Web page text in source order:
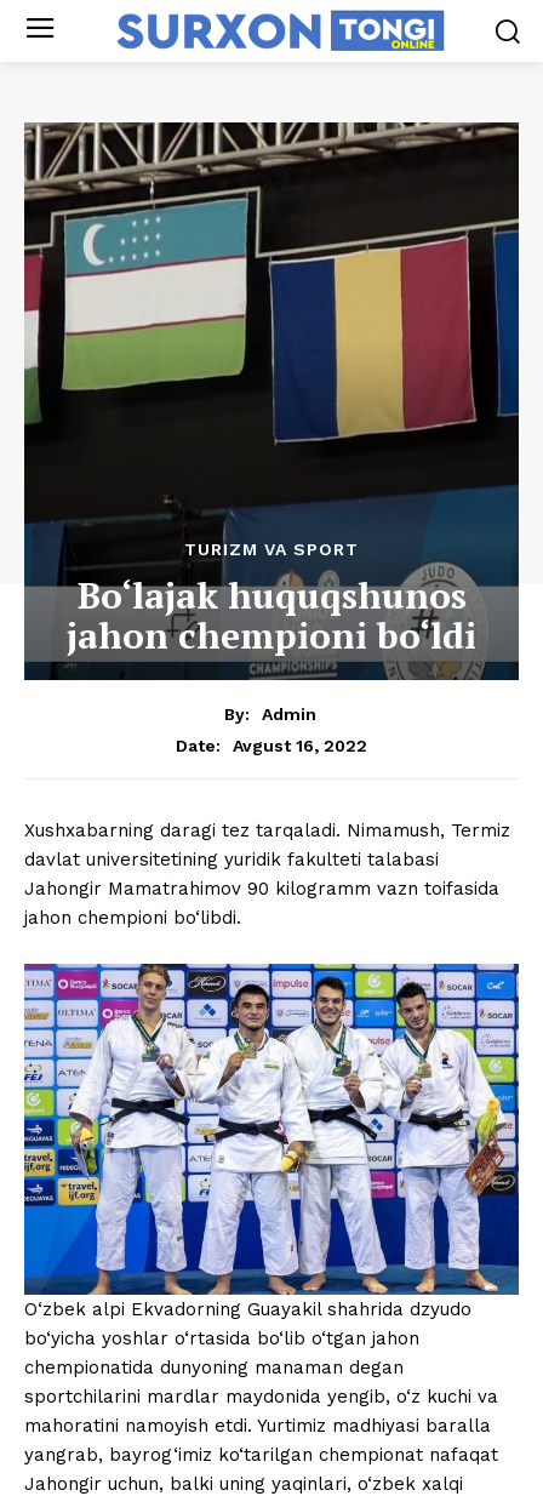
TURIZM VA SPORT
Bo‘lajak huquqshunos
jahon chempioni bo‘ldi
By:
Admin
Date:
Avgust 16, 2022
Xushxabarning daragi tez tarqaladi. Nimamush, Termiz
davlat universitetining yuridik fakulteti talabasi
Jahongir Mamatrahimov 90 kilogramm vazn toifasida
jahon chempioni bo‘libdi.
O‘zbek alpi Ekvadorning Guayakil shahrida dzyudo
bo‘yicha yoshlar o‘rtasida bo‘lib o‘tgan jahon
chempionatida dunyoning manaman degan
sportchilarini mardlar maydonida yengib, o‘z kuchi va
mahoratini namoyish etdi. Yurtimiz madhiyasi baralla
yangrab, bayrog‘imiz ko‘tarilgan chempionat nafaqat
Jahongir uchun, balki uning yaqinlari, o‘zbek xalqi